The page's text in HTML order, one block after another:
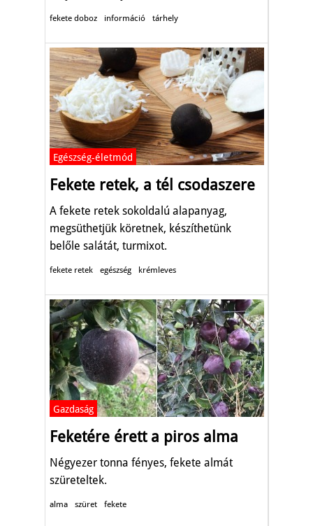
fekete doboz információ tárhely
Egészség-életmód
Fekete retek, a tél csodaszere
A fekete retek sokoldalú alapanyag,
megsüthetjük köretnek, készíthetünk
belőle salátát, turmixot.
fekete retek egészség krémleves
Gazdaság
Feketére érett a piros alma
Négyezer tonna fényes, fekete almát
szüreteltek.
alma szüret fekete